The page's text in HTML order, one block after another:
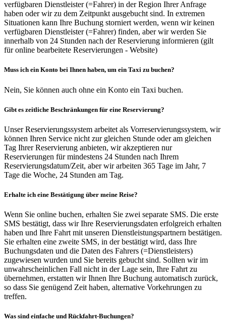
verfügbaren Dienstleister (=Fahrer) in der Region Ihrer Anfrage
haben oder wir zu dem Zeitpunkt ausgebucht sind. In extremen
Situationen kann Ihre Buchung storniert werden, wenn wir keinen
verfügbaren Dienstleister (=Fahrer) finden, aber wir werden Sie
innerhalb von 24 Stunden nach der Reservierung informieren (gilt
für online bearbeitete Reservierungen - Website)
Muss ich ein Konto bei Ihnen haben, um ein Taxi zu buchen?
Nein, Sie können auch ohne ein Konto ein Taxi buchen.
Gibt es zeitliche Beschränkungen für eine Reservierung?
Unser Reservierungssystem arbeitet als Vorreservierungssystem, wir
können Ihren Service nicht zur gleichen Stunde oder am gleichen
Tag Ihrer Reservierung anbieten, wir akzeptieren nur
Reservierungen für mindestens 24 Stunden nach Ihrem
Reservierungsdatum/Zeit, aber wir arbeiten 365 Tage im Jahr, 7
Tage die Woche, 24 Stunden am Tag.
Erhalte ich eine Bestätigung über meine Reise?
Wenn Sie online buchen, erhalten Sie zwei separate SMS. Die erste
SMS bestätigt, dass wir Ihre Reservierungsdaten erfolgreich erhalten
haben und Ihre Fahrt mit unseren Dienstleistungspartnern bestätigen.
Sie erhalten eine zweite SMS, in der bestätigt wird, dass Ihre
Buchungsdaten und die Daten des Fahrers (=Dienstleisters)
zugewiesen wurden und Sie bereits gebucht sind. Sollten wir im
unwahrscheinlichen Fall nicht in der Lage sein, Ihre Fahrt zu
übernehmen, erstatten wir Ihnen Ihre Buchung automatisch zurück,
so dass Sie genügend Zeit haben, alternative Vorkehrungen zu
treffen.
Was sind einfache und Rückfahrt-Buchungen?